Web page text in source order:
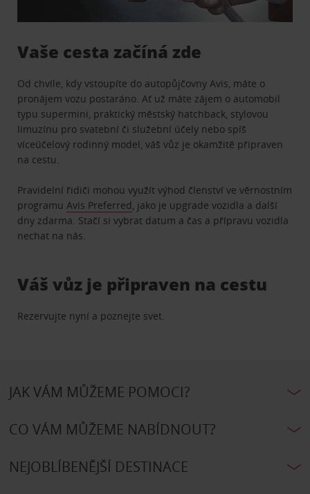
Vaše cesta začíná zde
Od chvíle, kdy vstoupíte do autopůjčovny Avis, máte o
pronájem vozu postaráno. Ať už máte zájem o automobil
typu supermini, praktický městský hatchback, stylovou
limuzínu pro svatební či služební účely nebo spíš
víceúčelový rodinný model, váš vůz je okamžitě připraven
na cestu.
Pravidelní řidiči mohou využít výhod členství ve věrnostním
programuAvis Preferred, jako je upgrade vozidla a další
dny zdarma. Stačí si vybrat datum a čas a přípravu vozidla
nechat na nás.
Váš vůz je připraven na cestu
Rezervujte nyní a poznejte svet.
JAK VÁM MŮŽEME POMOCI?
CO VÁM MŮŽEME NABÍDNOUT?
NEJOBLÍBENĚJŠÍ DESTINACE